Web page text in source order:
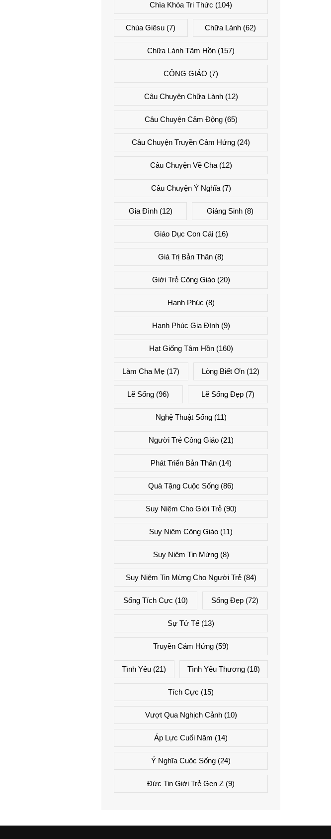
Chìa Khóa Tri Thức (104)
Chúa Giêsu (7) Chữa Lành(62)
Chữa Lành Tâm Hồn (157)
CÔNG GIÁO (7)
Câu Chuyện Chữa Lành(12)
Câu Chuyện Cảm Động(65)
Câu Chuyện Truyền Cảm Hứng (24)
Câu Chuyện Về Cha(12)
Câu Chuyện Ý Nghĩa(7)
Gia Đình(12) Giáng Sinh(8)
Giáo Dục Con Cái(16)
Giá Trị Bản Thân (8)
Giới Trẻ Công Giáo(20)
Hạnh Phúc (8)
Hạnh Phúc Gia Đình(9)
Hạt Giống Tâm Hồn(160)
Làm Cha Mẹ (17) Lòng Biết Ơn(12)
Lẽ Sống (96) Lẽ Sống Đẹp(7)
Nghệ Thuật Sống(11)
Người Trẻ Công Giáo(21)
Phát Triển Bản Thân(14)
Quà Tặng Cuộc Sống (86)
Suy Niệm Cho Giới Trẻ(90)
Suy Niệm Công Giáo (11)
Suy Niệm Tin Mừng(8)
Suy Niệm Tin Mừng Cho Người Trẻ(84)
Sống Tích Cực (10) Sống Đẹp (72)
Sự Tử Tế (13)
Truyền Cảm Hứng (59)
Tình Yêu (21) Tình Yêu Thương(18)
Tích Cực (15)
Vượt Qua Nghịch Cảnh(10)
Áp Lực Cuối Năm (14)
Ý Nghĩa Cuộc Sống (24)
Đức Tin Giới Trẻ Gen Z (9)